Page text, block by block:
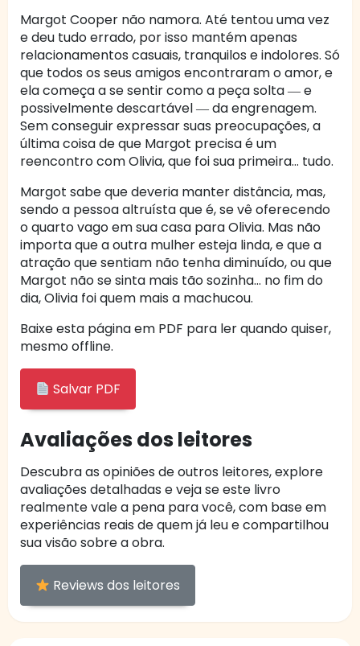
Margot Cooper não namora. Até tentou uma vez
e deu tudo errado, por isso mantém apenas
relacionamentos casuais, tranquilos e indolores. Só
que todos os seus amigos encontraram o amor, e
ela começa a se sentir como a peça solta ― e
possivelmente descartável ― da engrenagem.
Sem conseguir expressar suas preocupações, a
última coisa de que Margot precisa é um
reencontro com Olivia, que foi sua primeira… tudo.
Margot sabe que deveria manter distância, mas,
sendo a pessoa altruísta que é, se vê oferecendo
o quarto vago em sua casa para Olivia. Mas não
importa que a outra mulher esteja linda, e que a
atração que sentiam não tenha diminuído, ou que
Margot não se sinta mais tão sozinha… no fim do
dia, Olivia foi quem mais a machucou.
Baixe esta página em PDF para ler quando quiser,
mesmo offline.
Salvar PDF
Avaliações dos leitores
Descubra as opiniões de outros leitores, explore
avaliações detalhadas e veja se este livro
realmente vale a pena para você, com base em
experiências reais de quem já leu e compartilhou
sua visão sobre a obra.
Reviews dos leitores